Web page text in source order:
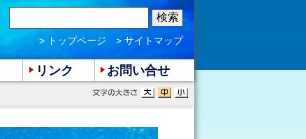
リンク お問い合せ
> トップページ > サイトマップ